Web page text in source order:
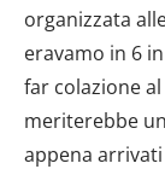
organizzata
eravamo in 6
far colazione
meriterebbe
appena